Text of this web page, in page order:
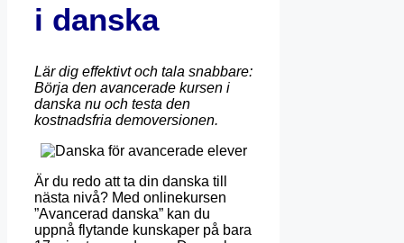
i danska
Lär dig effektivt och tala snabbare:
Börja den avancerade kursen i
danska nu och testa den
kostnadsfria demoversionen.
Är du redo att ta din danska till
nästa nivå? Med onlinekursen
”Avancerad danska” kan du
uppnå flytande kunskaper på bara